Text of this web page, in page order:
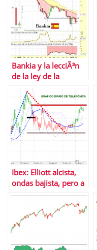
Bankia y la lecciÃ³n
de la ley de la
gravedad en valores
bajistas
Ibex: Elliott alcista,
ondas bajista, pero a
medio, alcistas sÃ­ o